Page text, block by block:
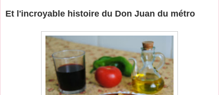
Et l'incroyable histoire du Don Juan du métro